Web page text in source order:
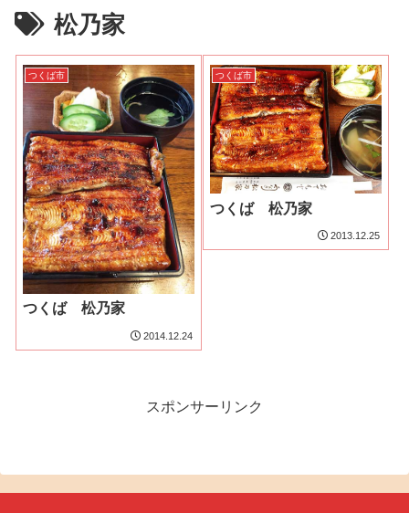
松乃家
つくば市
つくば 松乃家
2014.12.24
つくば市
つくば 松乃家
2013.12.25
スポンサーリンク